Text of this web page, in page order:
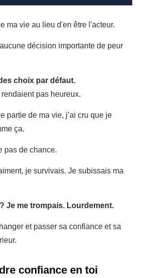
ma vie au lieu d'en être l'acteur.
décision importante de peur
choix par défaut.
pas heureux.
partie de ma vie, j’ai cru que je
ça.
pas de chance.
je survivais. Je subissais ma
Je me trompais. Lourdement.
et passer sa confiance et sa
confiance en toi